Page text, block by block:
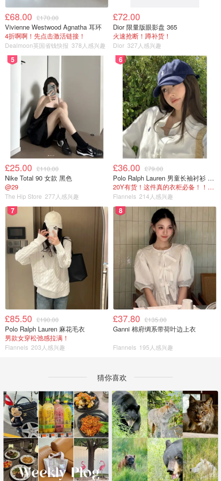
£68.00 £170.00
Vivienne Westwood Agnatha 耳环
4折啊啊！先点击激活链接！
Dealmoon英国省钱快报 378人感兴趣
£72.00
Dior 限量版眼影盘 365
火速抢断！蹲补货！
Dior 327人感兴趣
5
£25.00 £110.00
Nike Total 90 女款 黑色
@29
The Hip Store 277人感兴趣
6
£36.00 £79.00
Polo Ralph Lauren 男童长袖衬衫 Oxford
20Y有货！这件真的衣柜必备！！@蜜子不爱吃
Flannels 214人感兴趣
7
£85.50 £190.00
Polo Ralph Lauren 麻花毛衣
男款女穿松弛感拉满！
Flannels 203人感兴趣
8
£37.80 £135.00
Ganni 棉府绸系带荷叶边上衣
Flannels 195人感兴趣
猜你喜欢